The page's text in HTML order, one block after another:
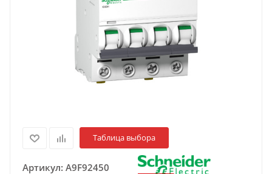
Таблица выбора
Артикул: A9F92450